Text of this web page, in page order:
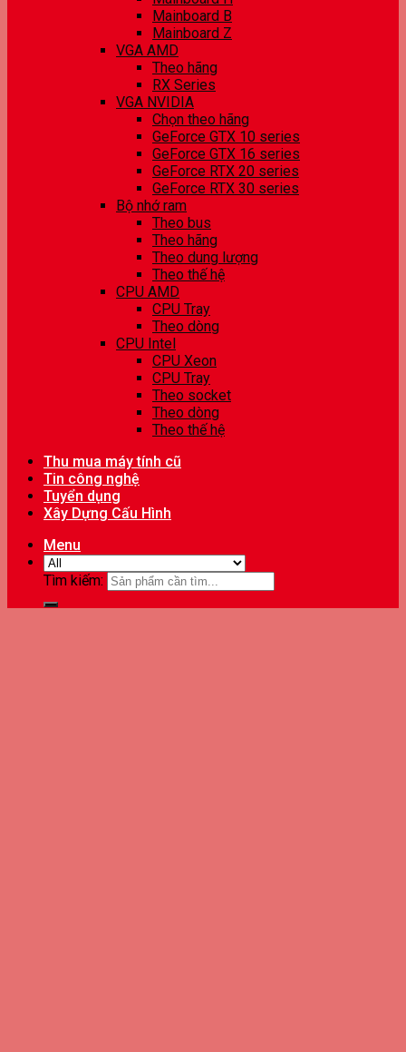
Mainboard B
Mainboard Z
VGA AMD
Theo hãng
RX Series
VGA NVIDIA
Chọn theo hãng
GeForce GTX 10 series
GeForce GTX 16 series
GeForce RTX 20 series
GeForce RTX 30 series
Bộ nhớ ram
Theo bus
Theo hãng
Theo dung lượng
Theo thế hệ
CPU AMD
CPU Tray
Theo dòng
CPU Intel
CPU Xeon
CPU Tray
Theo socket
Theo dòng
Theo thế hệ
Thu mua máy tính cũ
Tin công nghệ
Tuyển dụng
Xây Dựng Cấu Hình
Menu
Tìm kiếm: